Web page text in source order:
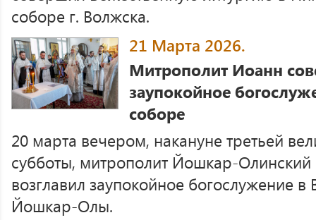
соборе г. Волжска.
21 Марта 2026.
Митрополит Иоанн
заупокойное
соборе
20 марта вечером, накануне третьей
субботы, митрополит Йошкар-
возглавил заупокойное богослужение в
Йошкар-Олы.